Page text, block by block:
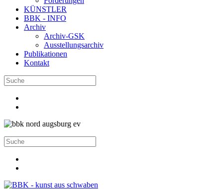
KÜNSTLER
BBK - INFO
Archiv
Archiv-GSK
Ausstellungsarchiv
Publikationen
Kontakt